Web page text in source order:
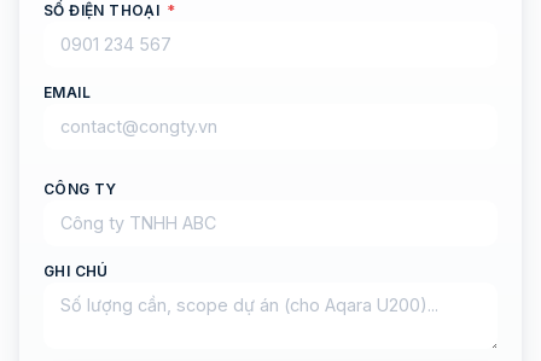
SỐ ĐIỆN THOẠI *
EMAIL
CÔNG TY
GHI CHÚ